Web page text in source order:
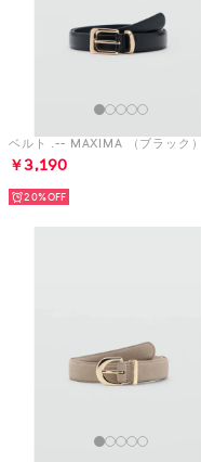
ベルト .-- MAXIMA （ブラック）
￥3,190
20%